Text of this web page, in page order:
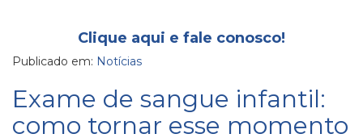
Clique aqui e fale conosco!
Publicado em: Notícias
Exame de sangue infantil:
como tornar esse momento